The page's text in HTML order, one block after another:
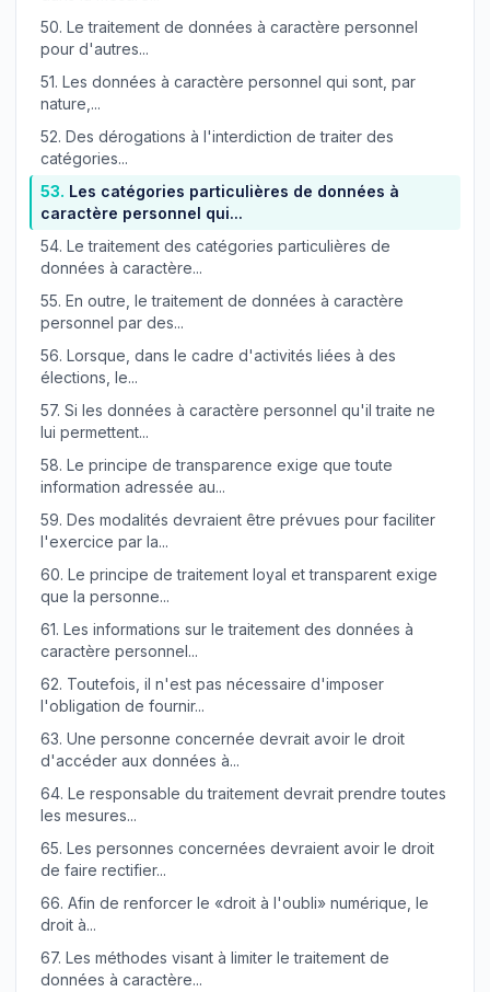
50. Le traitement de données à caractère personnel
pour d'autres...
51. Les données à caractère personnel qui sont, par
nature,...
52. Des dérogations à l'interdiction de traiter des
catégories...
53. Les catégories particulières de données à
caractère personnel qui...
54. Le traitement des catégories particulières de
données à caractère...
55. En outre, le traitement de données à caractère
personnel par des...
56. Lorsque, dans le cadre d'activités liées à des
élections, le...
57. Si les données à caractère personnel qu'il traite ne
lui permettent...
58. Le principe de transparence exige que toute
information adressée au...
59. Des modalités devraient être prévues pour faciliter
l'exercice par la...
60. Le principe de traitement loyal et transparent exige
que la personne...
61. Les informations sur le traitement des données à
caractère personnel...
62. Toutefois, il n'est pas nécessaire d'imposer
l'obligation de fournir...
63. Une personne concernée devrait avoir le droit
d'accéder aux données à...
64. Le responsable du traitement devrait prendre toutes
les mesures...
65. Les personnes concernées devraient avoir le droit
de faire rectifier...
66. Afin de renforcer le «droit à l'oubli» numérique, le
droit à...
67. Les méthodes visant à limiter le traitement de
données à caractère...